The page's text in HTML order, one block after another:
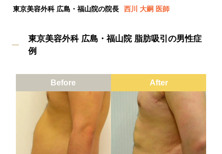
東京美容外科 広島・福山院の院長 西川 大嗣 医師
東京美容外科 広島・福山院 脂肪吸引の男性症
例
Before After